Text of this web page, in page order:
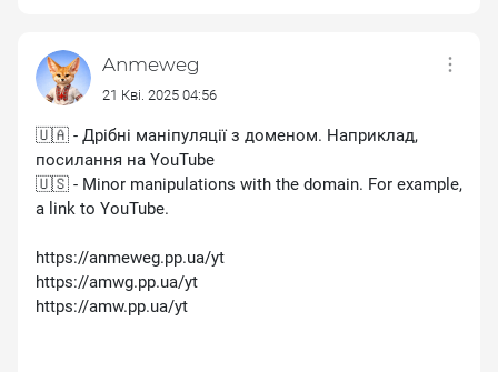
Anmeweg
21 Кві. 2025 04:56
🇺🇦 - Дрібні маніпуляції з доменом. Наприклад,
посилання на YouTube
🇺🇸 - Minor manipulations with the domain. For example,
a link to YouTube.
https://anmeweg.pp.ua/yt
https://amwg.pp.ua/yt
https://amw.pp.ua/yt